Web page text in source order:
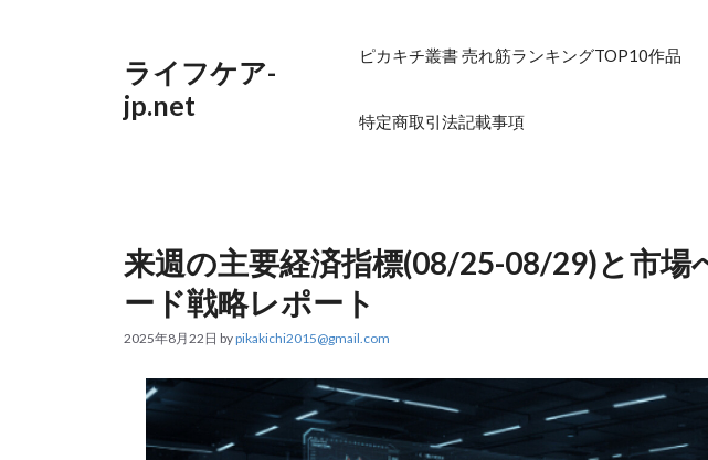
ライフケア-
jp.net
ピカキチ叢書 売れ筋ランキングTOP10作品
特定商取引法記載事項
来週の主要経済指標(08/25-08/29)と市場
ード戦略レポート
2025年8月22日 bypikakichi2015@gmail.com